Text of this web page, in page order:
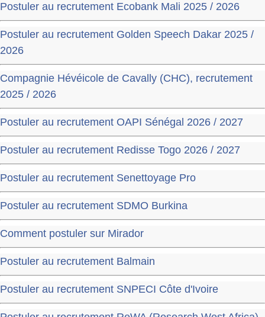
Postuler au recrutement Ecobank Mali 2025 / 2026
Postuler au recrutement Golden Speech Dakar 2025 /
2026
Compagnie Hévéicole de Cavally (CHC), recrutement
2025 / 2026
Postuler au recrutement OAPI Sénégal 2026 / 2027
Postuler au recrutement Redisse Togo 2026 / 2027
Postuler au recrutement Senettoyage Pro
Postuler au recrutement SDMO Burkina
Comment postuler sur Mirador
Postuler au recrutement Balmain
Postuler au recrutement SNPECI Côte d'Ivoire